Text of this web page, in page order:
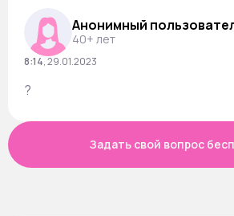
Анонимный
40+ лет
8:14,29.01.2023
?
Задать свой вопрос